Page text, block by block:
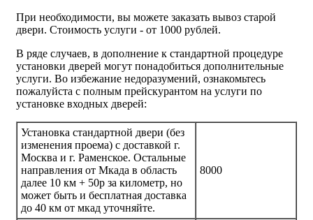
При необходимости, вы можете заказать вывоз старой
двери. Стоимость услуги - от 1000 рублей.
В ряде случаев, в дополнение к стандартной процедуре
установки дверей могут понадобиться дополнительные
услуги. Во избежание недоразумений, ознакомьтесь
пожалуйста с полным прейскурантом на услуги по
установке входных дверей:
Установка стандартной двери (без
изменения проема) с доставкой г.
Москва и г. Раменское. Остальные
направления от Мкада в область
далее 10 км + 50р за километр, но
может быть и бесплатная доставка
до 40 км от мкад уточняйте.
8000